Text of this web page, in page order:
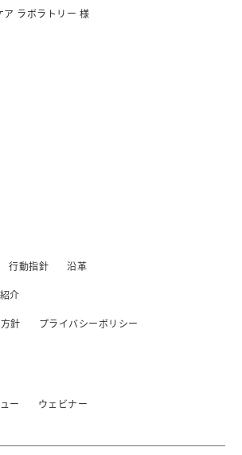
ア ラボラトリー 様
行動指針 沿革
介
針 プライバシーボリシー
ー ウェビナー